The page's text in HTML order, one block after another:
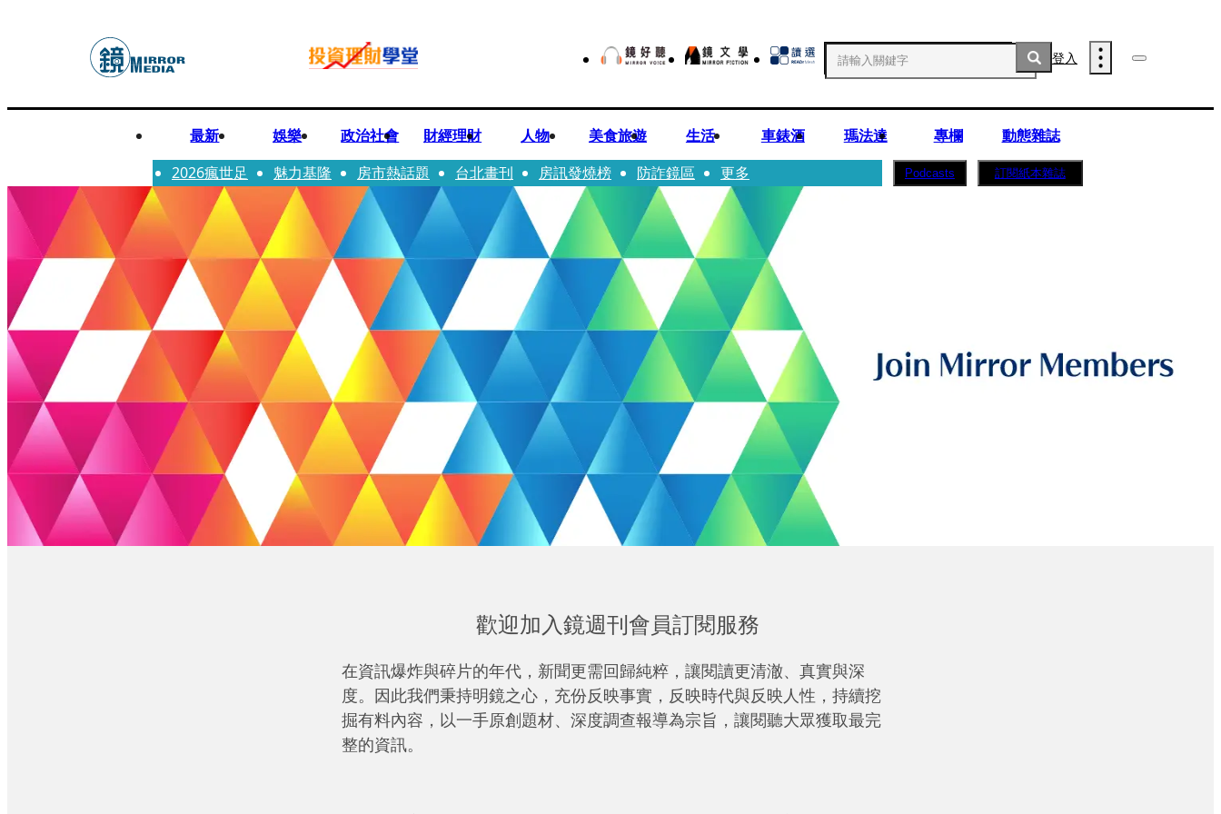
登入
最新 娛樂 政治社會 財經理財 人物 美食旅遊 生活 車錶酒 瑪法達 專欄
動態雜誌
2026瘋世足
魅力基隆 房市熱話題 台北畫刊 房訊發燒榜 防詐鏡區 更多 Podcasts 訂閱紙本雜誌
歡迎加入鏡週刊會員訂閱服務
在資訊爆炸與碎片的年代，新聞更需回歸純粹，讓閱讀更清澈、真實與深
度。因此我們秉持明鏡之心，充份反映事實，反映時代與反映人性，持續挖
掘有料內容，以一手原創題材、深度調查報導為宗旨，讓閱聽大眾獲取最完
整的資訊。